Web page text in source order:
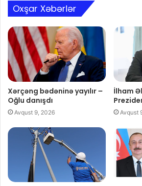
Oxşar Xəbərlər
Xərçəng bədəninə yayılır –
Oğlu danışdı
Avqust 9, 2026
İlham
Avqust